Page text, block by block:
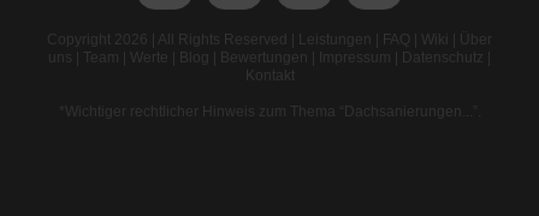
Copyright 2026 | All Rights Reserved | Leistungen | FAQ | Wiki | Über
uns | Team | Werte | Blog | Bewertungen | Impressum | Datenschutz |
Kontakt
*Wichtiger rechtlicher Hinweis zum Thema “Dachsanierungen...”